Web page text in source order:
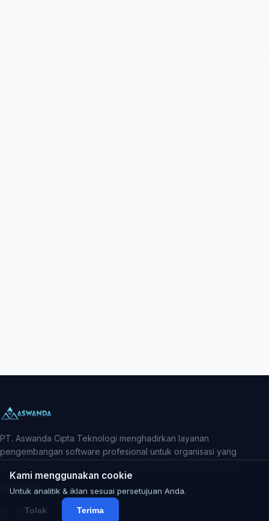
PT. Aswanda Cipta Teknologi menghadirkan layanan
pengembangan software profesional untuk organisasi yang
BERANDA
Beranda
Kami menggunakan cookie
Untuk analitik & iklan sesuai persetujuan Anda.
Tolak
Terima